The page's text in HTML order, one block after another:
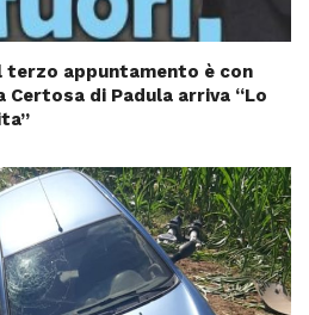
terzo appuntamento è con
Certosa di Padula arriva “Lo